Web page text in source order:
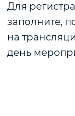
Для
заполните,
на
день